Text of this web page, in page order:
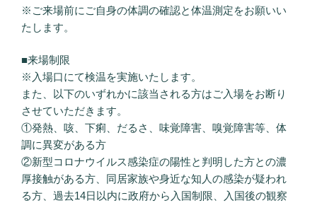
※ご来場前にご自身の体調の確認と体温測定をお願いい
たします。
■来場制限
※入場口にて検温を実施いたします。
また、以下のいずれかに該当される方はご入場をお断り
させていただきます。
①発熱、咳、下痢、だるさ、味覚障害、嗅覚障害等、体
調に異変がある方
②新型コロナウイルス感染症の陽性と判明した方との濃
厚接触がある方、同居家族や身近な知人の感染が疑われ
る方、過去14日以内に政府から入国制限、入国後の観察